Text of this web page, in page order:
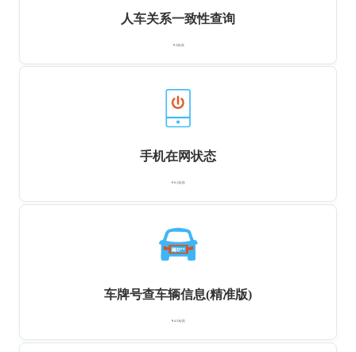
人车关系一致性查询
￥2元/次
手机在网状态
￥0.1元/次
车牌号查车辆信息(精准版)
￥4.5元/次